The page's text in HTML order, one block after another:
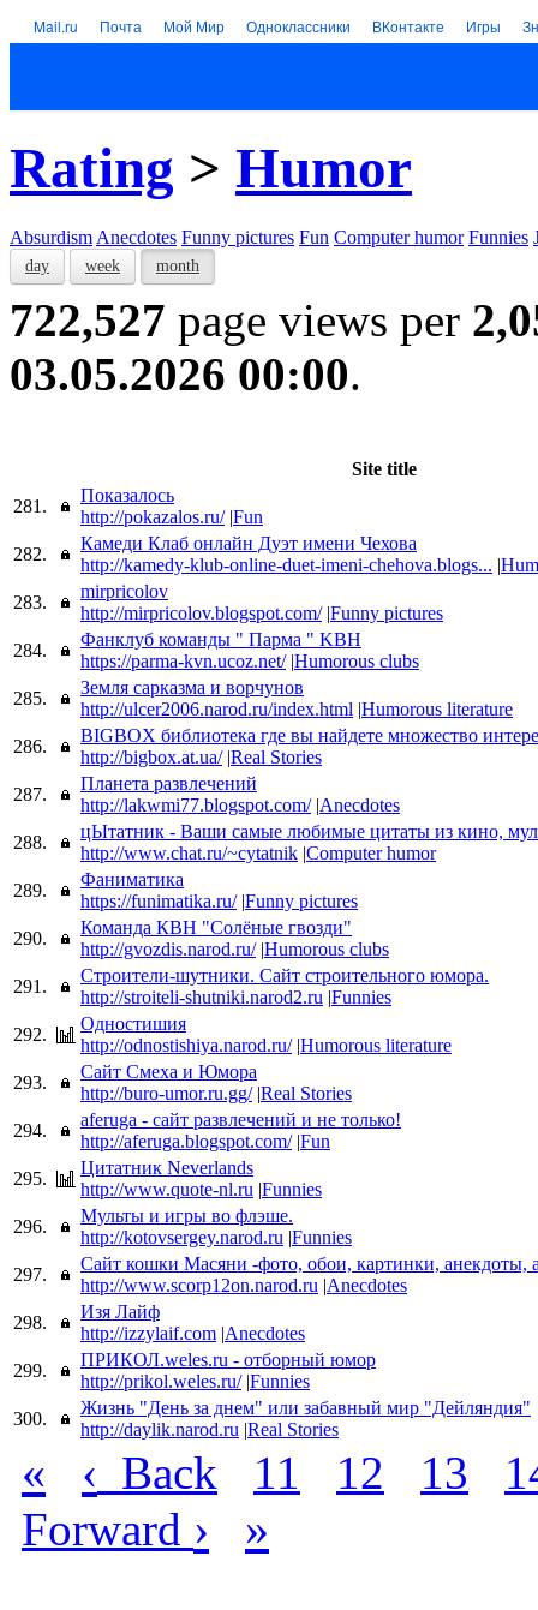
Mail.ru Почта Мой Мир Одноклассники ВКонтакте Игры
Rating > Humor
Absurdism Anecdotes Funny pictures Fun Computer humor Funnies
day week month
722,527 page views per
03.05.2026 00:00.
Site title
281.
Показалось
http://pokazalos.ru/ |Fun
282.
Камеди Клаб онлайн Дуэт имени Чехова
http://kamedy-klub-online-duet-imeni-chehova.blogs... |
283.
mirpricolov
http://mirpricolov.blogspot.com/ |Funny pictures
284.
Фанклуб команды " Парма " KBH
https://parma-kvn.ucoz.net/ |Humorous clubs
285.
Земля сарказма и ворчунов
http://ulcer2006.narod.ru/index.html |Humorous literature
286.
BIGBOX библиотека где вы найдете множество
http://bigbox.at.ua/ |Real Stories
287.
Планета развлечений
http://lakwmi77.blogspot.com/ |Anecdotes
288.
цЫтатник - Ваши самые любимые цитаты из кино,
http://www.chat.ru/~cytatnik |Computer humor
289.
Фаниматика
https://funimatika.ru/ |Funny pictures
290.
Команда КВН "Солёные гвозди"
http://gvozdis.narod.ru/ |Humorous clubs
291.
Строители-шутники. Сайт строительного юмора.
http://stroiteli-shutniki.narod2.ru |Funnies
292.
Одностишия
http://odnostishiya.narod.ru/ |Humorous literature
293.
Сайт Смеха и Юмора
http://buro-umor.ru.gg/ |Real Stories
294.
aferuga - сайт развлечений и не только!
http://aferuga.blogspot.com/ |Fun
295.
Цитатник Neverlands
http://www.quote-nl.ru |Funnies
296.
Мульты и игры во флэше.
http://kotovsergey.narod.ru |Funnies
297.
Сайт кошки Масяни -фото, обои, картинки, анекдоты,
http://www.scorp12on.narod.ru |Anecdotes
298.
Изя Лайф
http://izzylaif.com |Anecdotes
299.
ПРИКОЛ.weles.ru - отборный юмор
http://prikol.weles.ru/ |Funnies
300.
Жизнь "День за днем" или забавный мир "Дейляндия"
http://daylik.narod.ru |Real Stories
« ‹ Back 11 12 13
Forward › »